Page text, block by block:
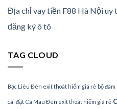
Địa chỉ vay tiền F88 Hà Nội uy
đăng ký ô tô
TAG CLOUD
Bạc Liêu Đèn exit thoát hiểm giá rẻ bộ đàm
cài đặt Cà Mau Đèn exit thoát hiểm giá rẻ